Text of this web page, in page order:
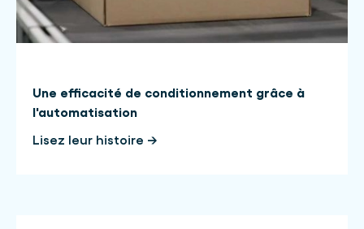
Une efficacité de conditionnement grâce à
l'automatisation
Lisez leur histoire →